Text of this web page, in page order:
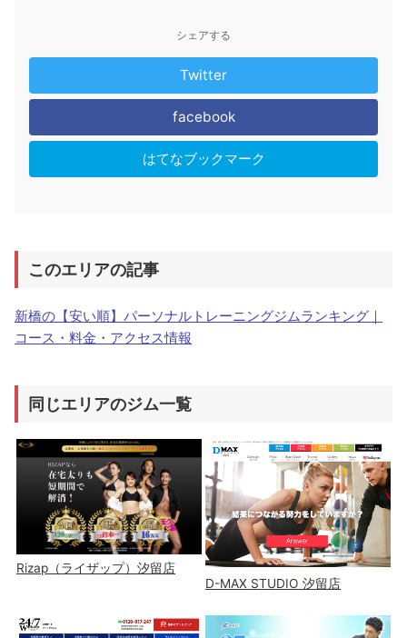
シェアする
Twitter
facebook
はてなブックマーク
このエリアの記事
新橋の【安い順】パーソナルトレーニングジムランキング｜
コース・料金・アクセス情報
同じエリアのジム一覧
Rizap（ライザップ）汐留店
D-MAX STUDIO 汐留店